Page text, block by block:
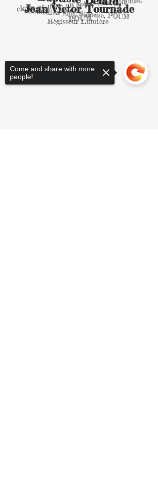
clown et mise en scène Moi, Sidonie,
POUM
Comédien Moi, Sidonie, POUM
Jean Victor Tournade
Régisseur Lumière
Come and share with more
people!